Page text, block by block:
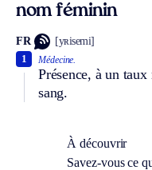
nom féminin
FR [yʀisemi]
Médecine.
Présence, à un
sang.
1
À découvrir
Savez-vous ce